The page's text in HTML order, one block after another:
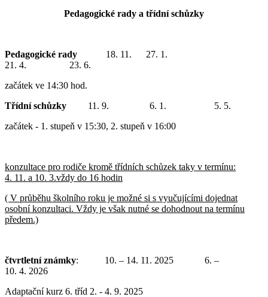
Pedagogické rady a třídní schůzky
Pedagogické rady 18. 11. 27. 1.
21. 4. 23. 6.
začátek ve 14:30 hod.
Třídní schůzky 11. 9. 6. 1. 5. 5.
začátek - 1. stupeň v 15:30, 2. stupeň v 16:00
konzultace pro rodiče kromě třídních schůzek taky v termínu:
4. 11. a 10. 3.vždy do 16 hodin
( V průběhu školního roku je možné si s vyučujícími dojednat
osobní konzultaci. Vždy je však nutné se dohodnout na termínu
předem.)
čtvrtletní známky: 10. – 14. 11. 2025 6. –
10. 4. 2026
Adaptační kurz 6. tříd 2. - 4. 9. 2025